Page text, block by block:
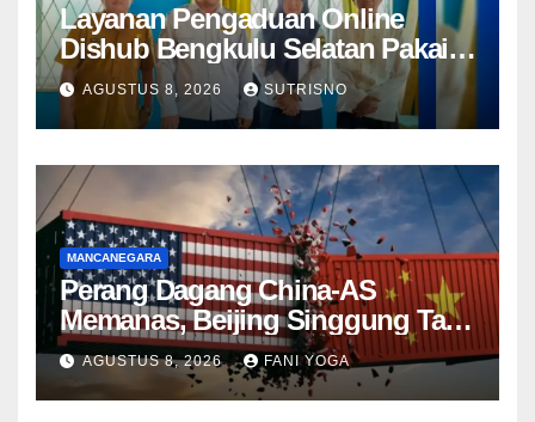
Layanan Pengaduan Online
Dishub Bengkulu Selatan Pakai
QR Code untuk Lapor Rambu
Rusak hingga Parkir Liar
AGUSTUS 8, 2026 SUTRISNO
MANCANEGARA
Perang Dagang China-AS
Memanas, Beijing Singgung Tarif
Trump dan Penyelidikan
Keamanan Nasional
AGUSTUS 8, 2026 FANI YOGA